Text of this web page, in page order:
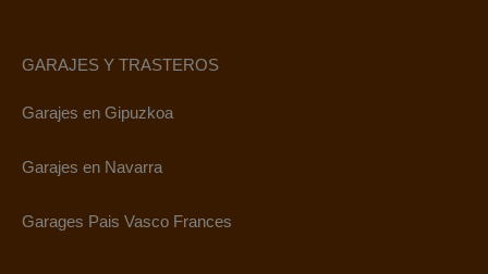
GARAJES Y TRASTEROS
Garajes en Gipuzkoa
Garajes en Navarra
Garages Pais Vasco Frances